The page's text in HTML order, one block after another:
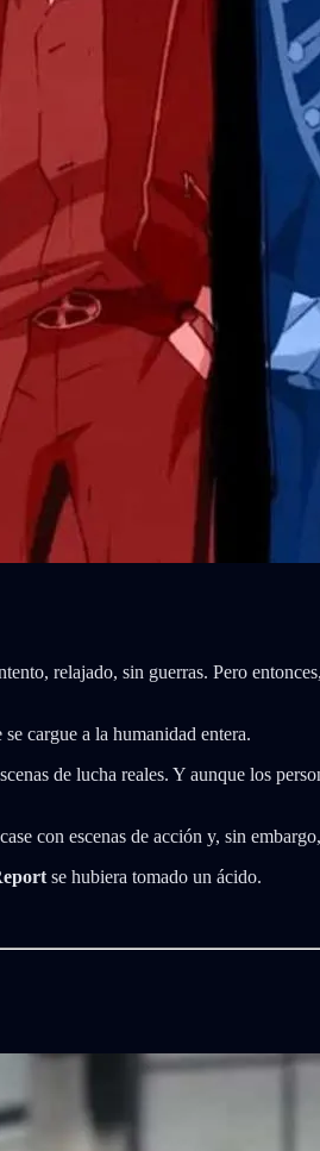
relajado, sin guerras. Pero
cargue a la humanidad entera.
de lucha reales. Y aunque los
con escenas de acción y, sin
se hubiera tomado un ácido.